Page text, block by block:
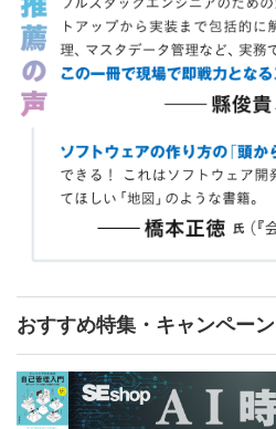
おすすめ特集・キャンペーン